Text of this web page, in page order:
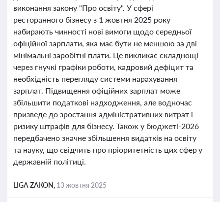
виконання закону "Про освіту". У сфері
ресторанного бізнесу з 1 жовтня 2025 року
набирають чинності нові вимоги щодо середньої
офіційної зарплати, яка має бути не меншою за дві
мінімальні заробітні плати. Це викликає складнощі
через гнучкі графіки роботи, кадровий дефіцит та
необхідність перегляду системи нарахування
зарплат. Підвищення офіційних зарплат може
збільшити податкові надходження, але водночас
призведе до зростання адміністративних витрат і
ризику штрафів для бізнесу. Також у бюджеті-2026
передбачено значне збільшення видатків на освіту
та науку, що свідчить про пріоритетність цих сфер у
державній політиці.
LIGA ZAKON, 13 жовтня 2025